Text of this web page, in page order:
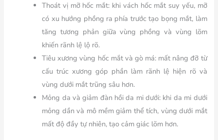
Thoát vị mỡ hốc mắt: khi vách hốc mắt suy yếu, mỡ
có xu hướng phồng ra phía trước tạo bọng mắt, làm
tăng tương phản giữa vùng phồng và vùng lõm
khiến rãnh lệ lộ rõ.
Tiêu xương vùng hốc mắt và gò má: mất nâng đỡ từ
cấu trúc xương góp phần làm rãnh lệ hiện rõ và
vùng dưới mắt trũng sâu hơn.
Mỏng da và giảm đàn hồi da mi dưới: khi da mi dưới
mỏng dần và mô mềm giảm thể tích, vùng dưới mắt
mất độ đầy tự nhiên, tạo cảm giác lõm hơn.